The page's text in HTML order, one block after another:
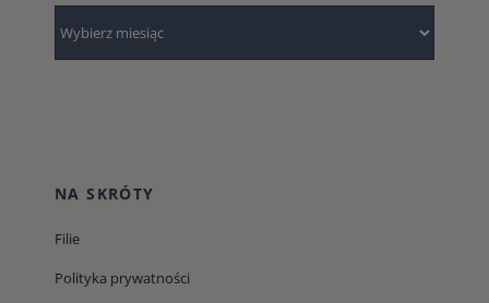
NA SKRÓTY
Filie
Polityka prywatności